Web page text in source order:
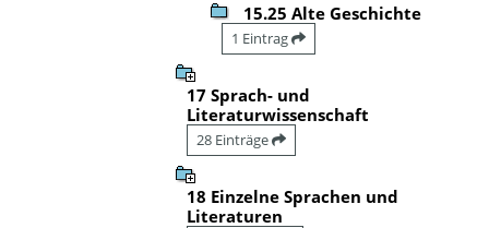
15.25 Alte Geschichte
1 Eintrag
17 Sprach- und
Literaturwissenschaft
28 Einträge
18 Einzelne Sprachen und
Literaturen